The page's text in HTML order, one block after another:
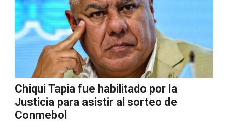
Chiqui Tapia fue habilitado por la
Justicia para asistir al sorteo de
Conmebol